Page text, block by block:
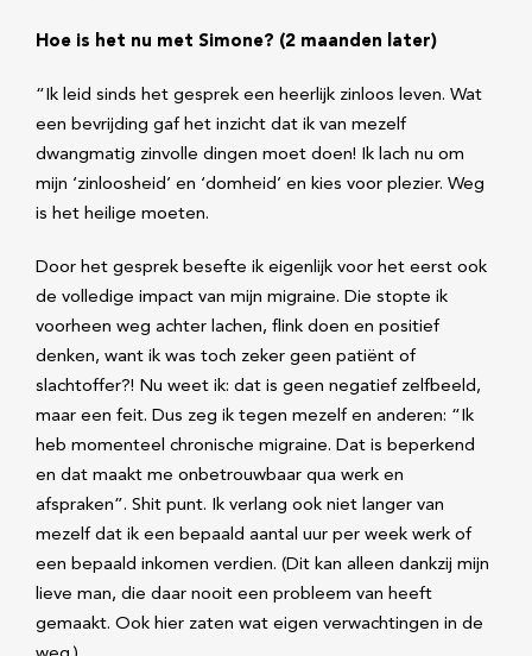
Hoe is het nu met Simone? (2 maanden later)
“Ik leid sinds het gesprek een heerlijk zinloos leven. Wat
een bevrijding gaf het inzicht dat ik van mezelf
dwangmatig zinvolle dingen moet doen! Ik lach nu om
mijn ‘zinloosheid’ en ‘domheid’ en kies voor plezier. Weg
is het heilige moeten.
Door het gesprek besefte ik eigenlijk voor het eerst ook
de volledige impact van mijn migraine. Die stopte ik
voorheen weg achter lachen, flink doen en positief
denken, want ik was toch zeker geen patiënt of
slachtoffer?! Nu weet ik: dat is geen negatief zelfbeeld,
maar een feit. Dus zeg ik tegen mezelf en anderen: “Ik
heb momenteel chronische migraine. Dat is beperkend
en dat maakt me onbetrouwbaar qua werk en
afspraken”. Shit punt. Ik verlang ook niet langer van
mezelf dat ik een bepaald aantal uur per week werk of
een bepaald inkomen verdien. (Dit kan alleen dankzij mijn
lieve man, die daar nooit een probleem van heeft
gemaakt. Ook hier zaten wat eigen verwachtingen in de